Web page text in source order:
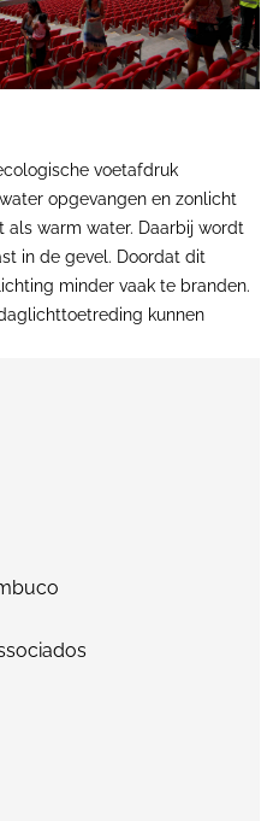
voetafdruk
opgevangen en zonlicht
warm water. Daarbij wordt
in de gevel. Doordat dit
minder vaak te branden.
kunnen